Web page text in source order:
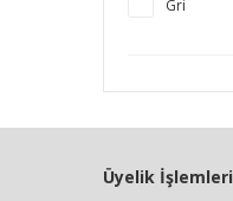
Gri
Üyelik İşlemleri